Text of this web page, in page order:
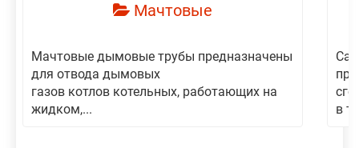
Мачтовые
Мачтовые дымовые трубы предназначены
для отвода дымовых
газов котлов котельных, работающих на
жидком,...
в